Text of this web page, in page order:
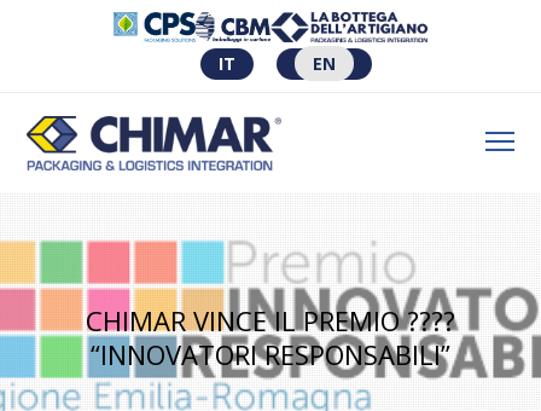
IT EN
CHIMAR VINCE IL PREMIO ????
“INNOVATORI RESPONSABILI”